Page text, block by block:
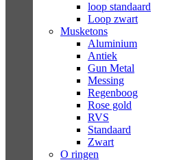
loop standaard
Loop zwart
Musketons
Aluminium
Antiek
Gun Metal
Messing
Regenboog
Rose gold
RVS
Standaard
Zwart
O ringen